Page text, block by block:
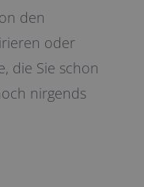
den
oder
die Sie schon
nirgends